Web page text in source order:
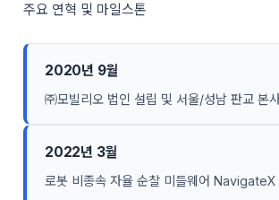
주요 연혁 및 마일스톤
2020년 9월
㈜모빌리오 법인 설립 및 서울/성남 판교 본
2022년 3월
로봇 비종속 자율 순찰 미들웨어 NavigateX